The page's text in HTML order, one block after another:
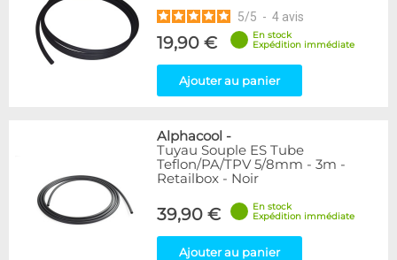
5/5 - 4 avis
19,90 €
En stock
Expédition immédiate
Ajouter au panier
Alphacool -
Tuyau Souple ES Tube
Teflon/PA/TPV 5/8mm - 3m -
Retailbox - Noir
39,90 €
En stock
Expédition immédiate
Ajouter au panier